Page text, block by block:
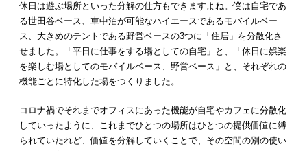
休日は遊ぶ場所といった分解の仕方もできますよね。僕は自宅であ
る世田谷ベース、車中泊が可能なハイエースであるモバイルベー
ス、大きめのテントである野営ベースの3つに「住居」を分散化さ
せました。「平日に仕事をする場としての自宅」と、「休日に娯楽
を楽しむ場としてのモバイルベース、野営ベース」と、それぞれの
機能ごとに特化した場をつくりました。
コロナ禍でそれまでオフィスにあった機能が自宅やカフェに分散化
していったように、これまでひとつの場所はひとつの提供価値に縛
られていたれど、価値を分解していくことで、その空間の別の使い